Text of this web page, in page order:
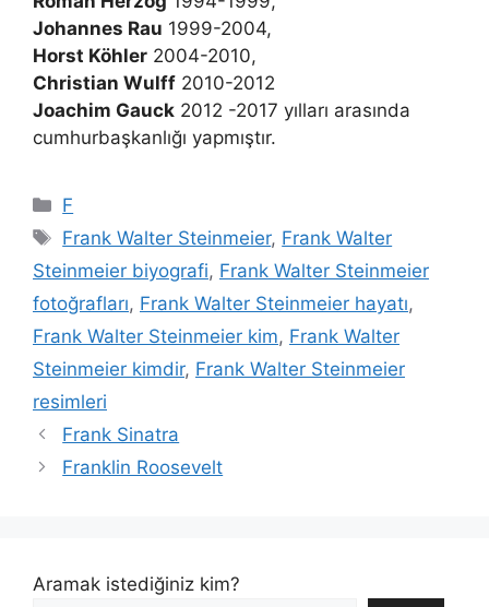
Johannes Rau 1999-2004,
Horst Köhler 2004-2010,
Christian Wulff 2010-2012
Joachim Gauck 2012 -2017 yılları arasında
cumhurbaşkanlığı yapmıştır.
Kategoriler
F
Etiketler
Frank Walter Steinmeier, Frank Walter
Steinmeier biyografi, Frank Walter Steinmeier
fotoğrafları, Frank Walter Steinmeier hayatı,
Frank Walter Steinmeier kim, Frank Walter
Steinmeier kimdir, Frank Walter Steinmeier
resimleri
Frank Sinatra
Franklin Roosevelt
Aramak istediğiniz kim?